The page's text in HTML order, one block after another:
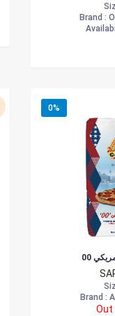
Brand :
0%
00
Brand :
Out